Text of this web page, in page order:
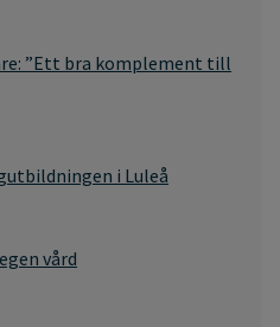
”Ett bra komplement till
i Luleå
vård